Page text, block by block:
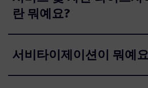
란 뭐예요?
서비타이제이션이 뭐예